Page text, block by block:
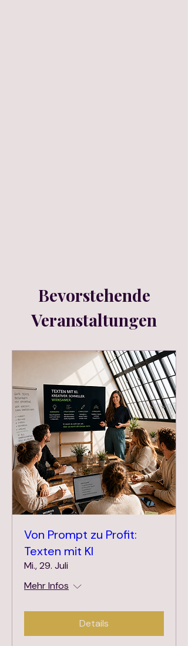
Bevorstehende
Veranstaltungen
Von Prompt zu Profit:
Texten mit KI
Mi., 29. Juli
Mehr Infos
Details